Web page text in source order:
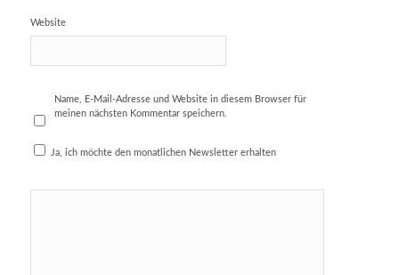
Website
Name, E-Mail-Adresse und Website in diesem Browser für
meinen nächsten Kommentar speichern.
Ja, ich möchte den monatlichen Newsletter erhalten